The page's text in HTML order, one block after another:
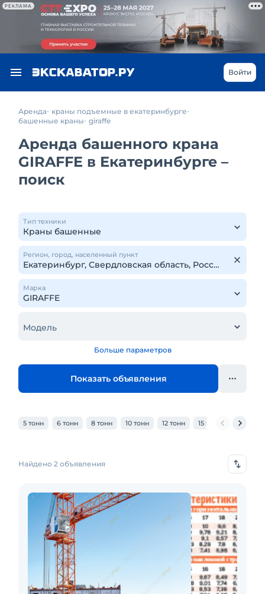
РЕКЛАМА
Войти
Аренда
краны подъемные в екатеринбурге
башенные краны giraffe
Аренда башенного крана
GIRAFFE в Екатеринбурге –
поиск
Тип техники
Регион, город, населенный пункт
Марка
Модель
Больше параметров
Показать объявления
5 тонн 6 тонн 8 тонн 10 тонн 12 тонн 15 тонн 20 тонн
Найдено 2 объявления